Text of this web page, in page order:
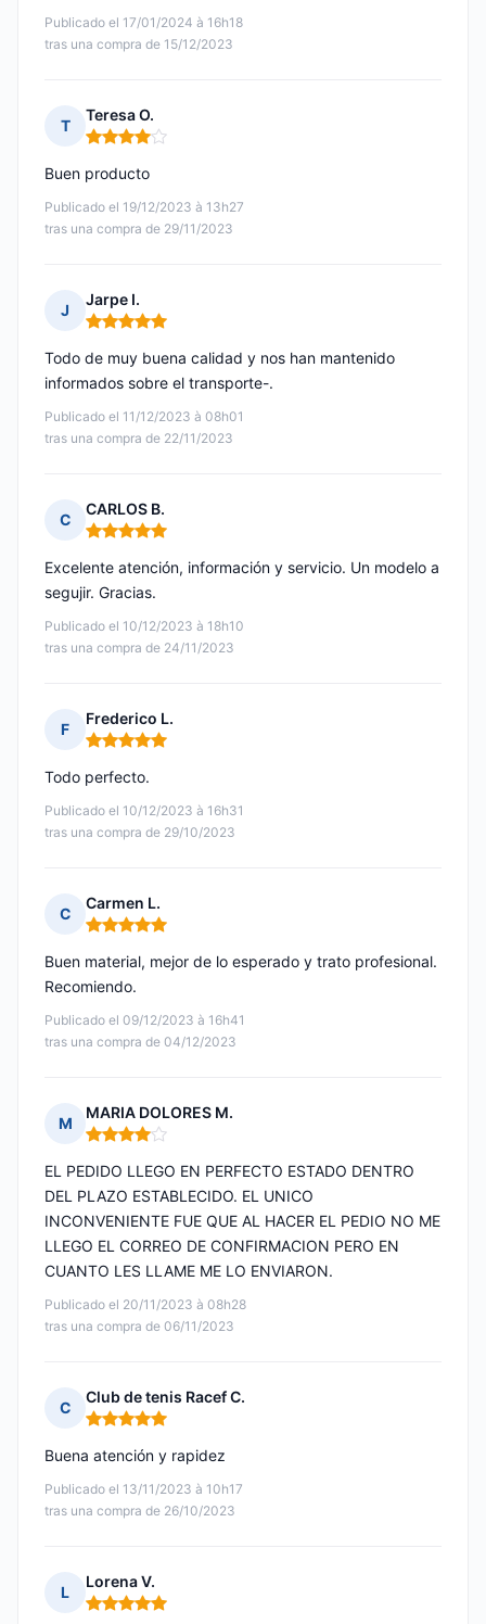
Publicado el 17/01/2024 à 16h18
tras una compra de 15/12/2023
T
Teresa O.
Nota: 4 de 5
Publicado el 19/12/2023 à 13h27
tras una compra de 29/11/2023
Buen producto
J
Jarpe I.
Nota: 5 de 5
Publicado el 11/12/2023 à 08h01
tras una compra de 22/11/2023
Todo de muy buena calidad y nos han mantenido
informados sobre el transporte-.
C
CARLOS B.
Nota: 5 de 5
Publicado el 10/12/2023 à 18h10
tras una compra de 24/11/2023
Excelente atención, información y servicio. Un modelo a
segujir. Gracias.
F
Frederico L.
Nota: 5 de 5
Publicado el 10/12/2023 à 16h31
tras una compra de 29/10/2023
Todo perfecto.
C
Carmen L.
Nota: 5 de 5
Publicado el 09/12/2023 à 16h41
tras una compra de 04/12/2023
Buen material, mejor de lo esperado y trato profesional.
Recomiendo.
M
MARIA DOLORES M.
Nota: 4 de 5
Publicado el 20/11/2023 à 08h28
tras una compra de 06/11/2023
EL PEDIDO LLEGO EN PERFECTO ESTADO DENTRO
DEL PLAZO ESTABLECIDO. EL UNICO
INCONVENIENTE FUE QUE AL HACER EL PEDIO NO ME
LLEGO EL CORREO DE CONFIRMACION PERO EN
CUANTO LES LLAME ME LO ENVIARON.
C
Club de tenis Racef C.
Nota: 5 de 5
Publicado el 13/11/2023 à 10h17
tras una compra de 26/10/2023
Buena atención y rapidez
L
Lorena V.
Nota: 5 de 5